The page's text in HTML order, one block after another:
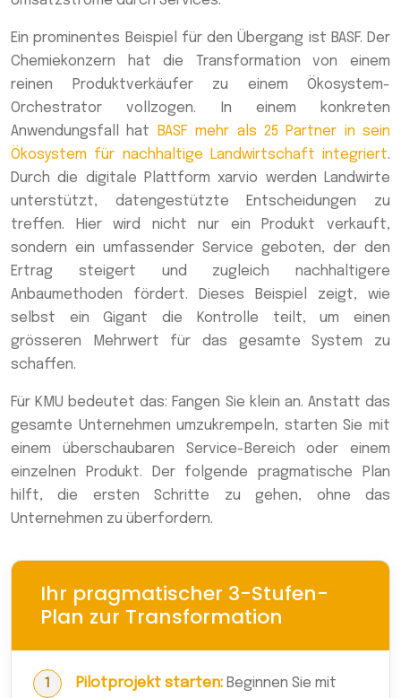
Ein prominentes Beispiel für den Übergang ist BASF. Der
Chemiekonzern hat die Transformation von einem
reinen Produktverkäufer zu einem Ökosystem-
Orchestrator vollzogen. In einem konkreten
Anwendungsfall hat BASF mehr als 25 Partner in sein
Ökosystem für nachhaltige Landwirtschaft integriert.
Durch die digitale Plattform xarvio werden Landwirte
unterstützt, datengestützte Entscheidungen zu
treffen. Hier wird nicht nur ein Produkt verkauft,
sondern ein umfassender Service geboten, der den
Ertrag steigert und zugleich nachhaltigere
Anbaumethoden fördert. Dieses Beispiel zeigt, wie
selbst ein Gigant die Kontrolle teilt, um einen
grösseren Mehrwert für das gesamte System zu
schaffen.
Für KMU bedeutet das: Fangen Sie klein an. Anstatt das
gesamte Unternehmen umzukrempeln, starten Sie mit
einem überschaubaren Service-Bereich oder einem
einzelnen Produkt. Der folgende pragmatische Plan
hilft, die ersten Schritte zu gehen, ohne das
Unternehmen zu überfordern.
Ihr pragmatischer 3-Stufen-
Plan zur Transformation
Pilotprojekt starten: Beginnen Sie mit